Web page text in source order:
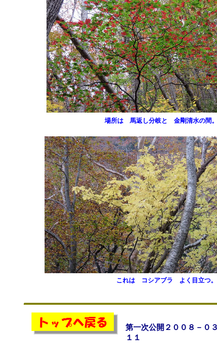
場所は 馬返し分岐と 金剛清水の間
これは コシアブラ よく目立つ。
第一次公開２００８－０
１１